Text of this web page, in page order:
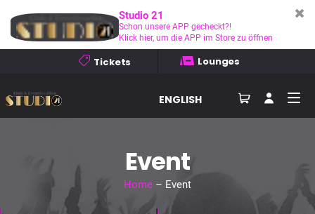
Tickets Lounges
ENGLISH
Event
Home – Event
Studio 21
Schon unsere APP gecheckt?!
Klick hier, um die APP im Store zu öffnen